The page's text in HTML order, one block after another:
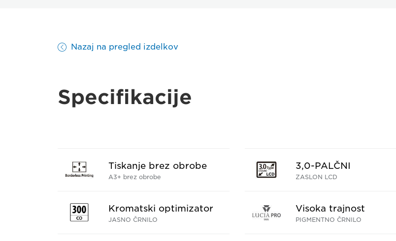
Nazaj na pregled izdelkov
Specifikacije
Tiskanje brez obrobe
A3+ brez obrobe
3,0-PALČNI
ZASLON LCD
Kromatski optimizator
JASNO ČRNILO
Visoka trajnost
PIGMENTNO ČRNILO